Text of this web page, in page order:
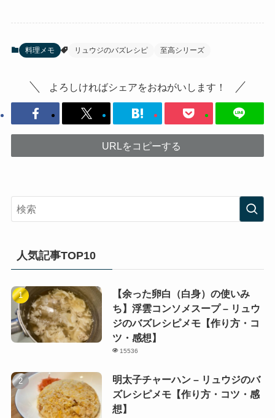
料理メモ リュウジのバズレシピ 至高シリーズ
よろしければシェアをおねがいします！
URLをコピーする
人気記事TOP10
【余った卵白（白身）の使いみ
ち】浮雲コンソメスープ – リュウ
ジのバズレシピメモ【作り方・コ
ツ・感想】
15536
明太子チャーハン – リュウジのバ
ズレシピメモ【作り方・コツ・感
想】